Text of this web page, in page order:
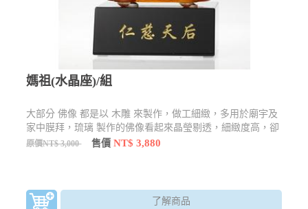
媽祖(水晶座)/組
大部分 佛像 都是以 木雕 來製作，做工細緻，多用於廟宇及
家中膜拜，琉璃 製作的佛像看起來晶瑩剔透，細緻度高，卻
也不失莊嚴感，還有許多型態及樣貌
原價NT$ 3,000 售價NT$ 3,880
了解商品